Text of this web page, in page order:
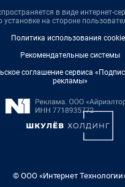
в виде интернет-
установке на стороне
Политика использования
Рекомендательные системы
соглашение сервиса
рекламы»
© ООО «Интернет